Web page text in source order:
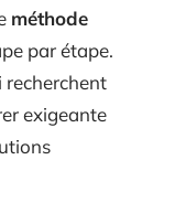
méthode
par étape.
recherchent
exigeante